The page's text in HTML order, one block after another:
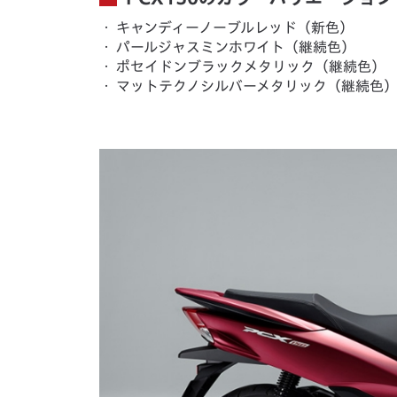
・
キャンディーノーブルレッド（新色）
・
パールジャスミンホワイト（継続色）
・
ポセイドンブラックメタリック（継続色）
・
マットテクノシルバーメタリック（継続色